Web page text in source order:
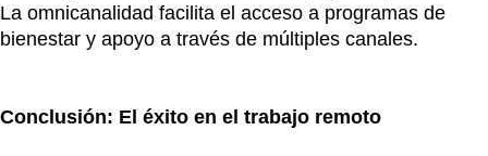
La omnicanalidad facilita el acceso a programas de
bienestar y apoyo a través de múltiples canales.
Conclusión: El éxito en el trabajo remoto